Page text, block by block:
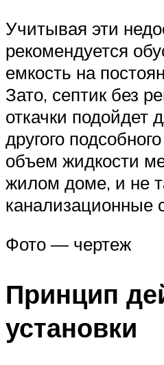
Учитывая эти
рекомендуется
емкость на
Зато, септик без
откачки подойдет
другого
объем жидкости
жилом доме, и не
канализационные
Фото — чертеж
Принцип
установки